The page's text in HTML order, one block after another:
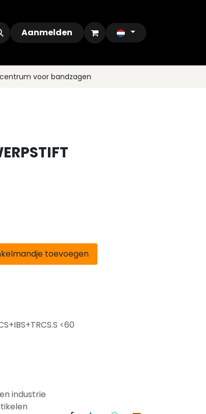
Outlet
Aanmelden
voor bandzagen
toevoegen
<60
industrie